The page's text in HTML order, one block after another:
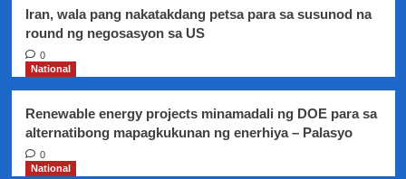
Senate
Committee
Iran, wala pang nakatakdang petsa para sa susunod na
round ng negosasyon sa US
0
National
Renewable energy projects minamadali ng DOE para sa
alternatibong mapagkukunan ng enerhiya – Palasyo
0
National